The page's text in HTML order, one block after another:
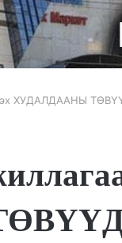
ХУДАЛДААНЫ